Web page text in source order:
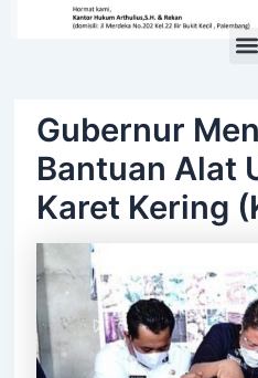
Gubernur
Bantuan Alat
Karet Kering